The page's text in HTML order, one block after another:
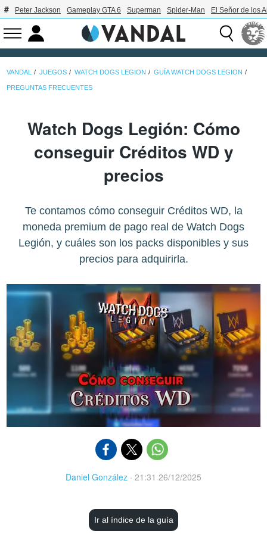
Peter Jackson Gameplay GTA 6 Superman Spider-Man El Señor de los
VANDAL JUEGOS WATCH DOGS LEGION GUÍA WATCH DOGS LEGION
PREGUNTAS FRECUENTES
Watch Dogs Legión: Cómo
conseguir Créditos WD y
precios
Te contamos cómo conseguir Créditos WD, la
moneda premium de pago real de Watch Dogs
Legión, y cuáles son los packs disponibles y sus
precios para adquirirla.
Daniel González · 21:31 26/12/2025
Ir al índice de la guía